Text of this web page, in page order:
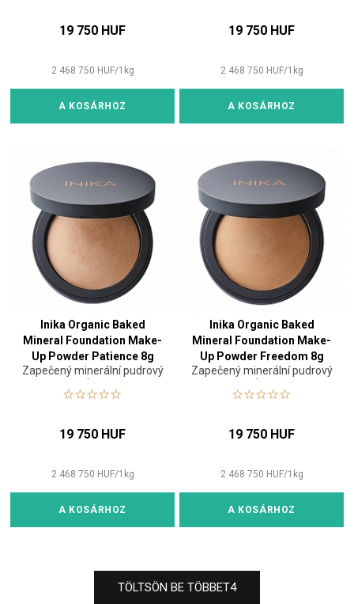
19 750 HUF
2 468 750 HUF/1 kg
A KOSÁRHOZ
19 750 HUF
2 468 750 HUF/1 kg
A KOSÁRHOZ
Inika Organic Baked
Mineral Foundation Make-
Up Powder Patience 8g
Zapečený minerální pudrový
make-up
19 750 HUF
2 468 750 HUF/1 kg
A KOSÁRHOZ
Inika Organic Baked
Mineral Foundation Make-
Up Powder Freedom 8g
Zapečený minerální pudrový
make-up
19 750 HUF
2 468 750 HUF/1 kg
A KOSÁRHOZ
TÖLTSÖN BE TÖBBET4